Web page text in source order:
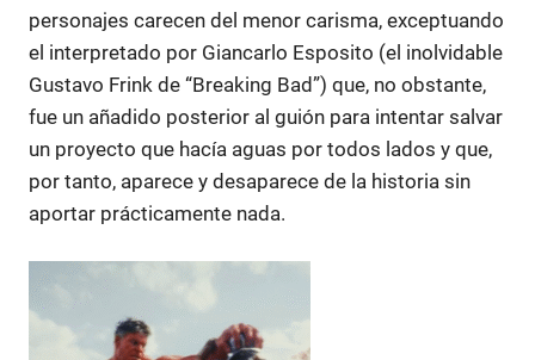
personajes carecen del menor carisma, exceptuando
el interpretado por Giancarlo Esposito (el inolvidable
Gustavo Frink de “Breaking Bad”) que, no obstante,
fue un añadido posterior al guión para intentar salvar
un proyecto que hacía aguas por todos lados y que,
por tanto, aparece y desaparece de la historia sin
aportar prácticamente nada.